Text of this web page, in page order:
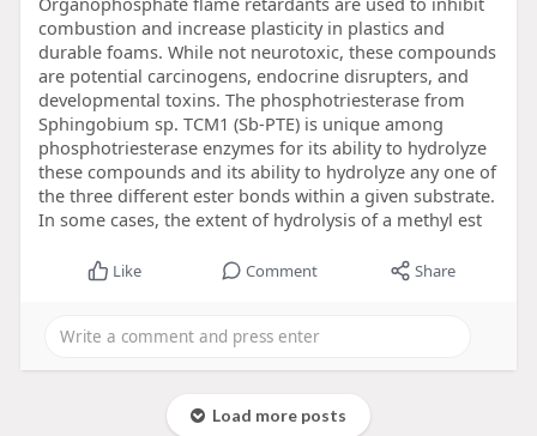
combustion and increase plasticity in plastics and
durable foams. While not neurotoxic, these compounds
are potential carcinogens, endocrine disrupters, and
developmental toxins. The phosphotriesterase from
Sphingobium sp. TCM1 (Sb-PTE) is unique among
phosphotriesterase enzymes for its ability to hydrolyze
these compounds and its ability to hydrolyze any one of
the three different ester bonds within a given substrate.
In some cases, the extent of hydrolysis of a methyl est
Like Comment Share
Load more posts